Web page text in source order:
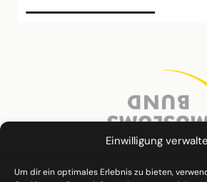
Einwilligung
Um dir ein optimales Erlebnis zu bieten,